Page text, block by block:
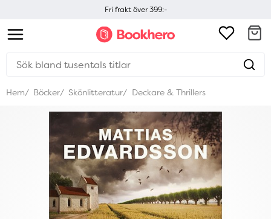
Fri frakt över 399:-
Hem Böcker Skönlitteratur Deckare & Thrillers